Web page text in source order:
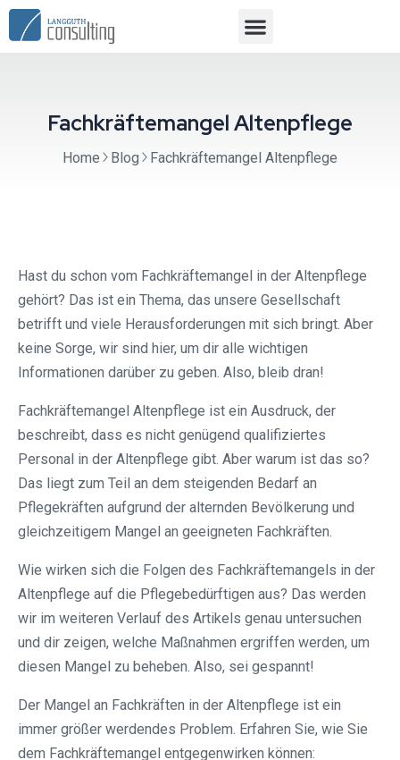
Fachkräftemangel Altenpflege
Home Blog Fachkräftemangel Altenpflege
Hast du schon vom Fachkräftemangel in der Altenpflege
gehört? Das ist ein Thema, das unsere Gesellschaft
betrifft und viele Herausforderungen mit sich bringt. Aber
keine Sorge, wir sind hier, um dir alle wichtigen
Informationen darüber zu geben. Also, bleib dran!
Fachkräftemangel Altenpflege ist ein Ausdruck, der
beschreibt, dass es nicht genügend qualifiziertes
Personal in der Altenpflege gibt. Aber warum ist das so?
Das liegt zum Teil an dem steigenden Bedarf an
Pflegekräften aufgrund der alternden Bevölkerung und
gleichzeitigem Mangel an geeigneten Fachkräften.
Wie wirken sich die Folgen des Fachkräftemangels in der
Altenpflege auf die Pflegebedürftigen aus? Das werden
wir im weiteren Verlauf des Artikels genau untersuchen
und dir zeigen, welche Maßnahmen ergriffen werden, um
diesen Mangel zu beheben. Also, sei gespannt!
Der Mangel an Fachkräften in der Altenpflege ist ein
immer größer werdendes Problem. Erfahren Sie, wie Sie
dem Fachkräftemangel entgegenwirken können: